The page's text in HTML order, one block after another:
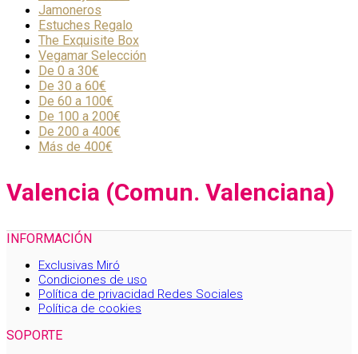
Jamoneros
Estuches Regalo
The Exquisite Box
Vegamar Selección
De 0 a 30€
De 30 a 60€
De 60 a 100€
De 100 a 200€
De 200 a 400€
Más de 400€
Valencia (Comun. Valenciana)
INFORMACIÓN
Exclusivas Miró
Condiciones de uso
Política de privacidad Redes Sociales
Política de cookies
SOPORTE